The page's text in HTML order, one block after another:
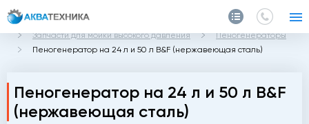
Главная Каталог
Запчасти для мойки высокого давления
Пеногенераторы
Пеногенератор на 24 л и 50 л B&F (нержавеющая сталь)
Пеногенератор на 24 л и 50 л B&F
(нержавеющая сталь)